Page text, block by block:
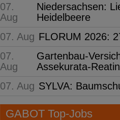
07.
Aug
Niedersachsen:
Heidelbeere
07. Aug FLORUM 2026:
07.
Aug
Gartenbau-
Assekurata-
07. Aug SYLVA:
GABOT Top-Jobs